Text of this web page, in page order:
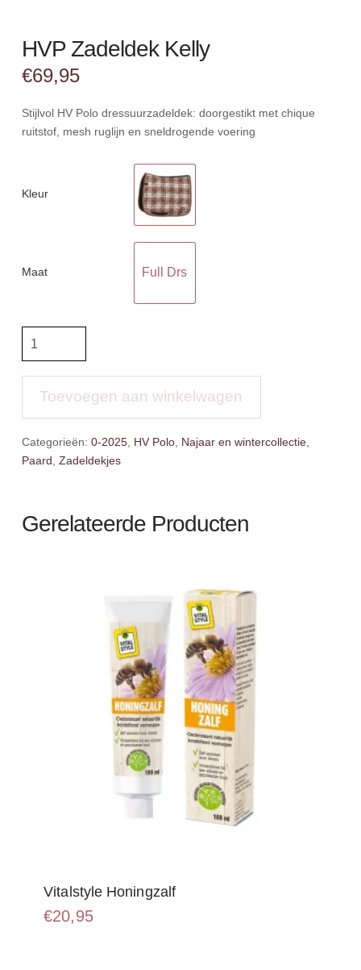
HVP Zadeldek Kelly
€69,95
Stijlvol HV Polo dressuurzadeldek: doorgestikt met chique
ruitstof, mesh ruglijn en sneldrogende voering
Kleur
Maat Full Drs
aantalToevoegen aan winkelwagen
Categorieën: 0-2025, HV Polo, Najaar en wintercollectie,
Paard Zadeldekjes
Gerelateerde Producten
Vitalstyle Honingzalf
€20,95